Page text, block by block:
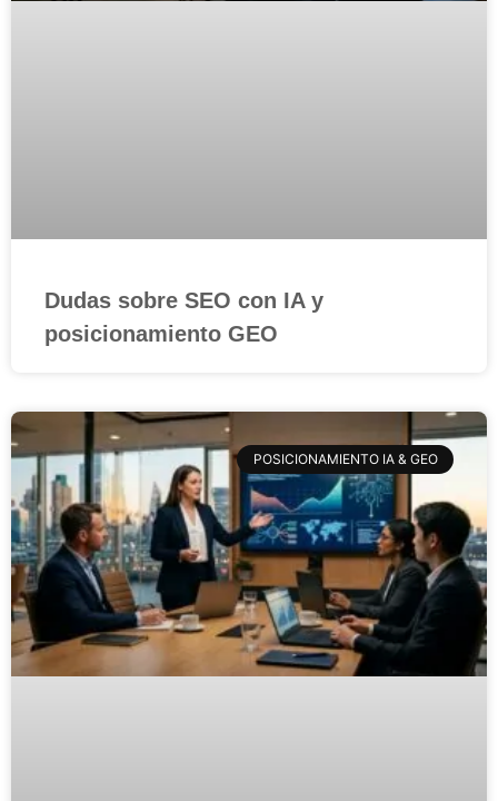
Dudas sobre SEO con IA y
posicionamiento GEO
POSICIONAMIENTO IA & GEO